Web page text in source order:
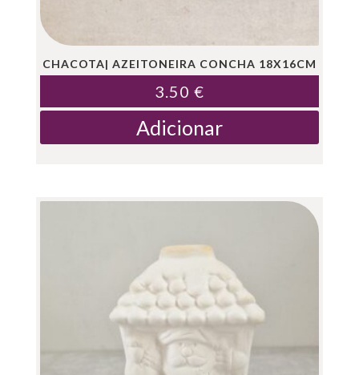
CHACOTA| AZEITONEIRA CONCHA 18X16CM
3.50 €
Adicionar